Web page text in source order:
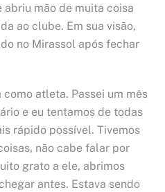
abriu mão de muita coisa
ao clube. Em sua visão,
no Mirassol após fechar
atleta. Passei um mês
e eu tentamos de todas
rápido possível. Tivemos
não cabe falar por
grato a ele, abrimos
antes. Estava sendo